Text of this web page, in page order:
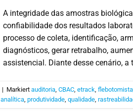
A integridade das amostras
confiabilidade dos resultados
processo de coleta, identificação,
diagnósticos, gerar retrabalho,
assistencial. Diante desse cenário,
| Markiertauditoria ,CBAC ,etrack ,flebotomista
analítica ,produtividade ,qualidade ,